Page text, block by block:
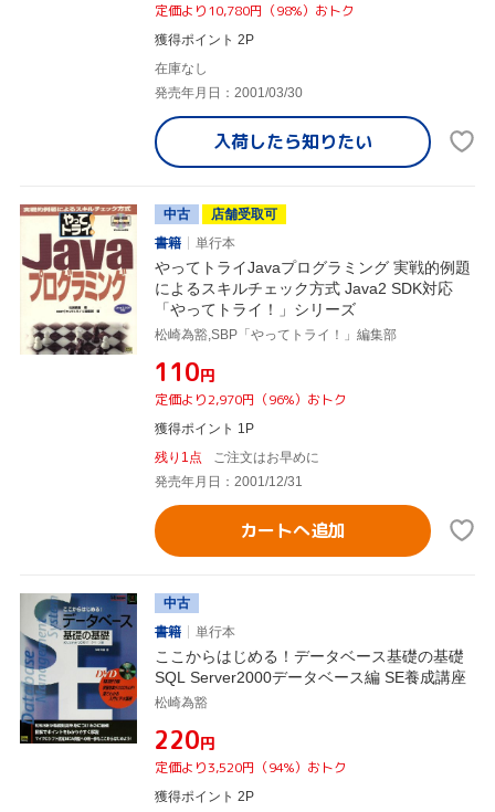
定価より10,780円（98%）おトク
獲得ポイント 2P
在庫なし
発売年月日：2001/03/30
入荷したら知りたい
中古
店舗受取可
書籍
単行本
やってトライJavaプログラミング 実戦的例題
によるスキルチェック方式 Java2 SDK対応
「やってトライ！」シリーズ
松崎為豁,SBP「やってトライ！」編集部
¥110円
定価より2,970円（96%）おトク
獲得ポイント 1P
残り1点
ご注文はお早めに
発売年月日：2001/12/31
カートへ追加
中古
書籍
単行本
ここからはじめる！データベース基礎の基礎
SQL Server2000データベース編 SE養成講座
松崎為豁
¥220円
定価より3,520円（94%）おトク
獲得ポイント 2P